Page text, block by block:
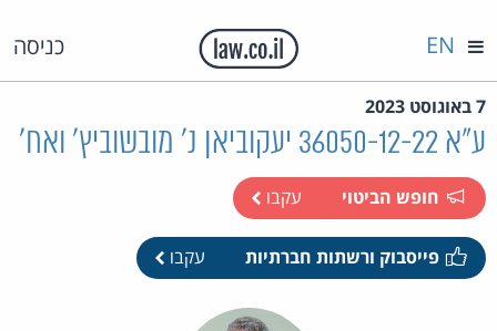
כניסה EN
7 באוגוסט 2023
ע"א 36050-12-22 יעקוביאן נ' מובשוביץ' ואח'
חופש הביטוי עקבו
פייסבוק ורשתות חברתיות עקבו